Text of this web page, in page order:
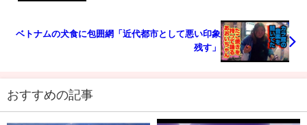
ベトナムの犬食に包囲網「近代都市として悪い印象
残す」
おすすめの記事